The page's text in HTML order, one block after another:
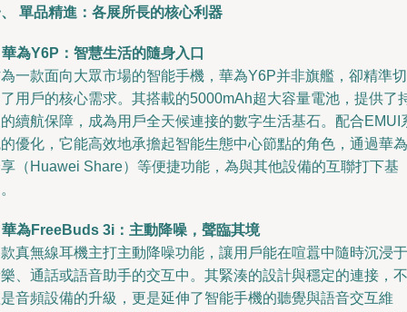
單品精進：各展所長的核心利器
華為Y6P：智慧生活的隨身入口
一款面向大眾市場的智能手機，華為Y6P并非旗艦，卻精準切
用戶的核心需求。其搭載的5000mAh超大容量電池，提供了
續航保障，成為用戶全天候連接的數字生活基石。配合EMUI
優化，它能高效地承擔起智能生態中心節點的角色，通過華為
（Huawei Share）等便捷功能，為與其他設備的互聯打下基
華為FreeBuds 3i：主動降噪，聲臨其境
真無線耳機主打主動降噪功能，讓用戶能在喧囂中隨時沉浸于
、通話或語音助手的交互中。其緊湊的設計與穩定的連接，不
音頻設備的升級，更是延伸了智能手機的聽覺與語音交互維